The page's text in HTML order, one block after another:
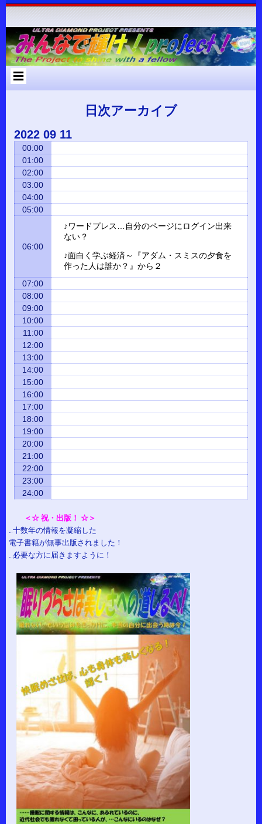
コ
ン
ツ
へ
ス
Skip
POSTS-
2
Skip
COMMENTS-
2
Skip
2
Skip
2
Skip
2
Skip
2
Skip
2
Skip
2
Skip
3
Skip
2
Skip
2
Skip
3
Skip
3
日次アーカイブ
2022 09 11
00:00
01:00
02:00
03:00
04:00
05:00
06:00
♪ワードプレス…自分のページにログイン出来
ない？
♪面白く学ぶ経済～『アダム・スミスの夕食を
作った人は誰か？』から２
07:00
08:00
09:00
10:00
11:00
12:00
13:00
14:00
15:00
16:00
17:00
18:00
19:00
20:00
21:00
22:00
23:00
24:00
＜☆ 祝・出版！ ☆＞
…十数年の情報を凝縮した
電子書籍が無事出版されました！
…必要な方に届きますように！